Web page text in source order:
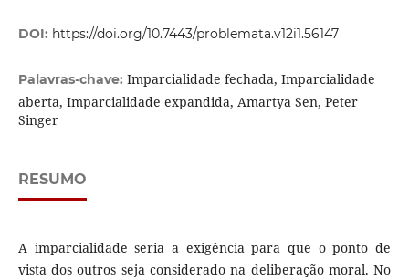
DOI: https://doi.org/10.7443/problemata.v12i1.56147
Palavras-chave: Imparcialidade fechada, Imparcialidade
aberta, Imparcialidade expandida, Amartya Sen, Peter
Singer
RESUMO
A imparcialidade seria a exigência para que o ponto de
vista dos outros seja considerado na deliberação moral. No